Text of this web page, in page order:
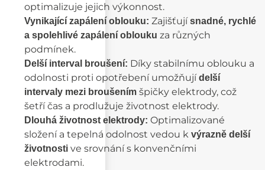
optimalizuje jejich výkonnost.
Vynikající zapálení oblouku: Zajišťujísnadné, rychlé
a spolehlivé zapálení oblouku za různých
podmínek.
Delší interval broušení: Díky stabilnímu oblouku a
odolnosti proti opotřebení umožňujídelší
intervaly mezi broušením špičky elektrody, což
šetří čas a prodlužuje životnost elektrody.
Dlouhá životnost elektrody: Optimalizované
složení a tepelná odolnost vedou kvýrazně delší
životnosti ve srovnání s konvenčními
elektrodami.